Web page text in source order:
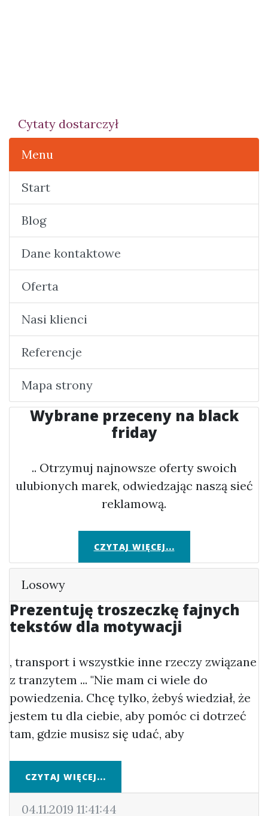
Cytaty dostarczył
Menu
Start
Blog
Dane kontaktowe
Oferta
Nasi klienci
Referencje
Mapa strony
Wybrane przeceny na black
friday
.. Otrzymuj najnowsze oferty swoich
ulubionych marek, odwiedzając naszą sieć
reklamową.
CZYTAJ WIĘCEJ...
Losowy
Prezentuję troszeczkę fajnych
tekstów dla motywacji
, transport i wszystkie inne rzeczy związane
z tranzytem ... "Nie mam ci wiele do
powiedzenia. Chcę tylko, żebyś wiedział, że
jestem tu dla ciebie, aby pomóc ci dotrzeć
tam, gdzie musisz się udać, aby
CZYTAJ WIĘCEJ...
04.11.2019 11:41:44